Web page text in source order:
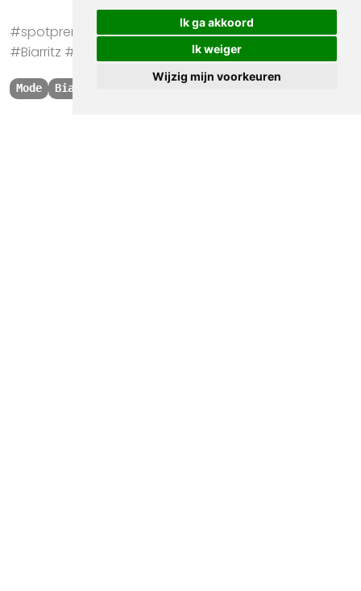
Ik ga akkoord
Ik weiger
Wijzig mijn voorkeuren
#spotprent #propaganda #kunst #Mode #Parijs
#Biarritz #Rabajoi
Mode Biarritz